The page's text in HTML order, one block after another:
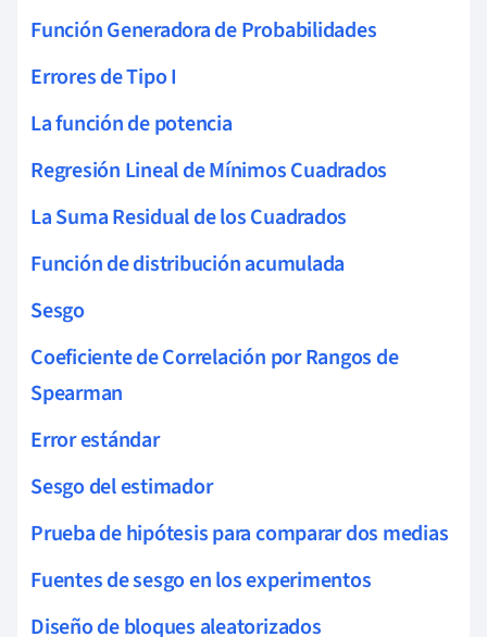
Función Generadora de Probabilidades
Errores de Tipo I
La función de potencia
Regresión Lineal de Mínimos Cuadrados
La Suma Residual de los Cuadrados
Función de distribución acumulada
Sesgo
Coeficiente de Correlación por Rangos de
Spearman
Error estándar
Sesgo del estimador
Prueba de hipótesis para comparar dos medias
Fuentes de sesgo en los experimentos
Diseño de bloques aleatorizados